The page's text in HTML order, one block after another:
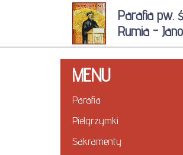
Parafia pw.
Rumia -
MENU
Parafia
Pielgrzymki
Sakramenty